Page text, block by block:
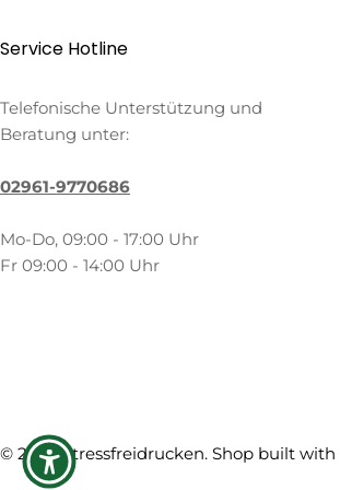
Service Hotline
Telefonische Unterstützung und
Beratung unter:
02961-9770686
Mo-Do, 09:00 - 17:00 Uhr
Fr 09:00 - 14:00 Uhr
© 2026Stressfreidrucken. Shop built with